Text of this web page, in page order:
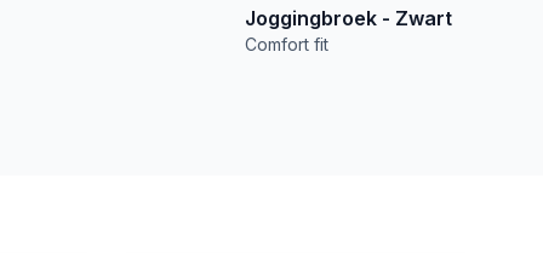
Joggingbroek - Zwart
Comfort fit